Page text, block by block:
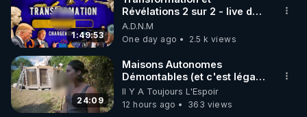
1:49:53
Révélations 2 sur 2 - live du
07/08/26
A.D.N.M
One day ago
2.5 k views
24:09
Maisons Autonomes
Démontables (et c'est légal).
Visite éco village en
Bretagne
Il Y A Toujours L'Espoir
12 hours ago
363 views